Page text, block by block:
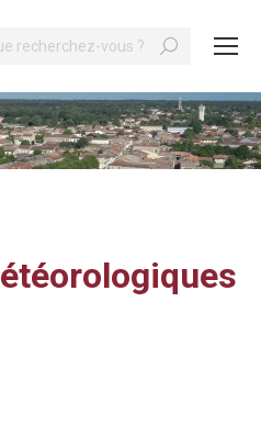
Vous êtes ici :